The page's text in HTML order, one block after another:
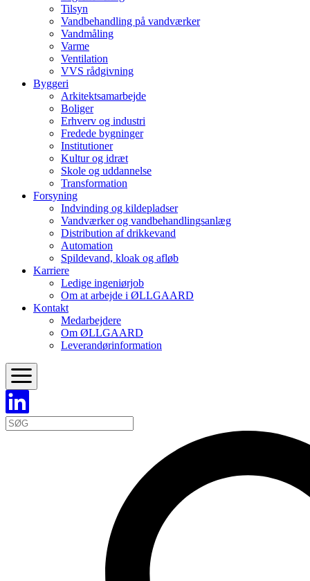
Tilsyn
Vandbehandling på vandværker
Vandmåling
Varme
Ventilation
VVS rådgivning
Byggeri
Arkitektsamarbejde
Boliger
Erhverv og industri
Fredede bygninger
Institutioner
Kultur og idræt
Skole og uddannelse
Transformation
Forsyning
Indvinding og kildepladser
Vandværker og vandbehandlingsanlæg
Distribution af drikkevand
Automation
Spildevand, kloak og afløb
Karriere
Ledige ingeniørjob
Om at arbejde i ØLLGAARD
Kontakt
Medarbejdere
Om ØLLGAARD
Leverandørinformation